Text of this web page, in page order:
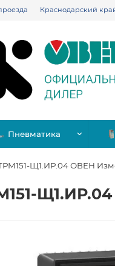
Краснодарский
Пневматика
Щ1.ИР.04 ОВЕН